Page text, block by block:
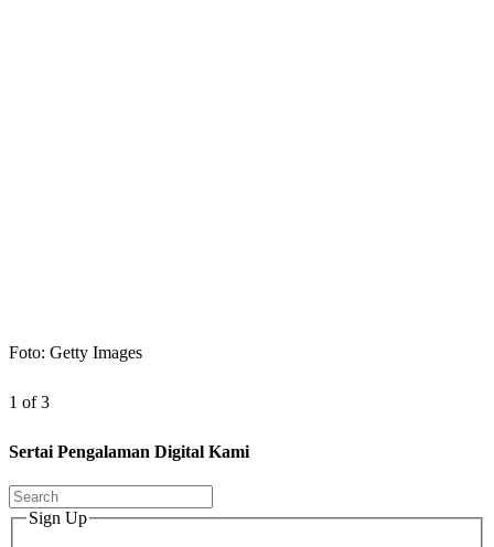
Foto: Getty Images
1 of 3
Sertai Pengalaman Digital Kami
Sign Up